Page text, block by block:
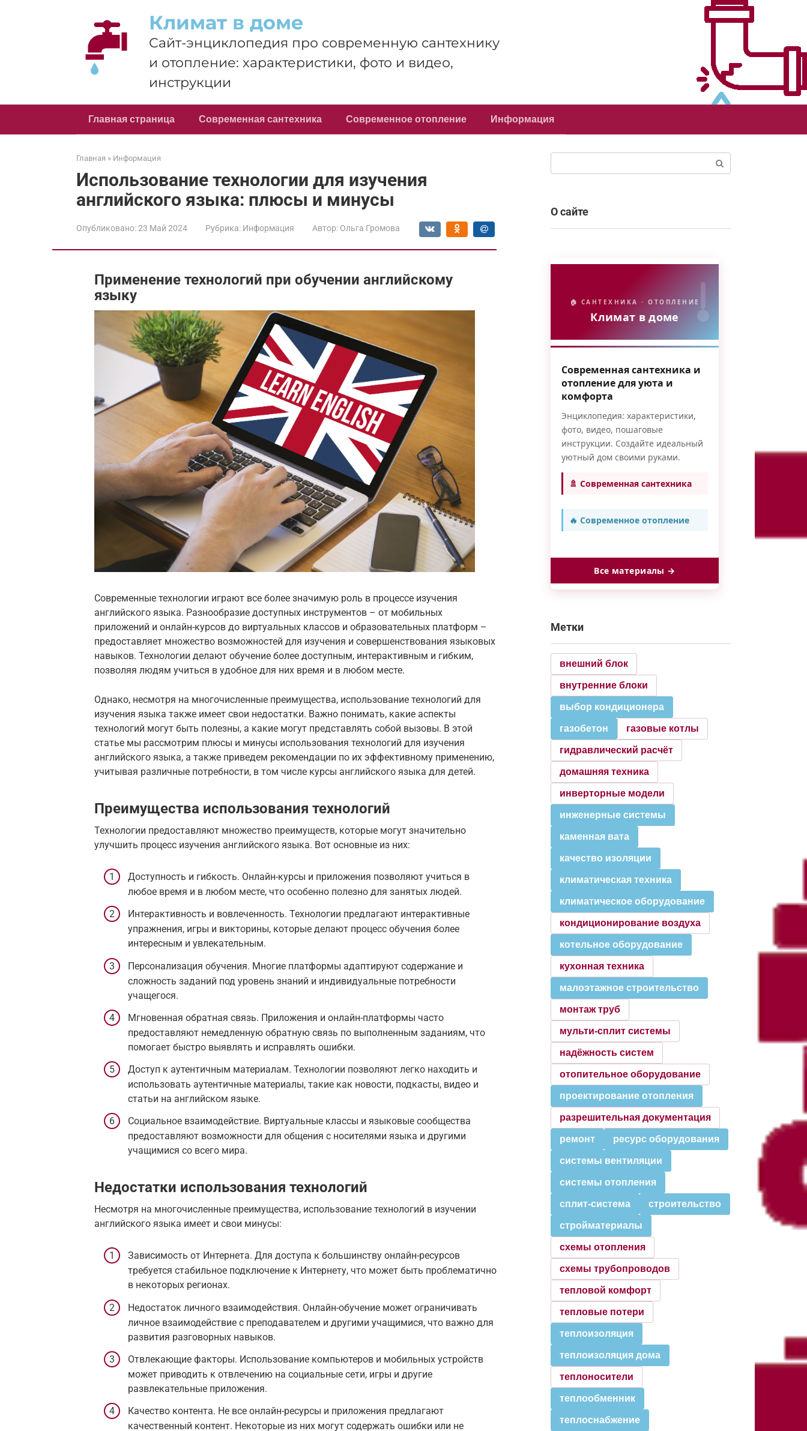
Климат в доме
Сайт-энциклопедия про современную сантехнику
и отопление: характеристики, фото и видео,
инструкции
Главная страница Современная сантехника Современное отопление Информация
Главная » Информация
Использование технологии для изучения
английского языка: плюсы и минусы
Опубликовано:23 Май 2024 Рубрика: Информация Автор: Ольга Громова
Применение технологий при обучении английскому
языку
Современные технологии играют все более значимую роль в процессе изучения
английского языка. Разнообразие доступных инструментов – от мобильных
приложений и онлайн-курсов до виртуальных классов и образовательных платформ –
предоставляет множество возможностей для изучения и совершенствования языковых
навыков. Технологии делают обучение более доступным, интерактивным и гибким,
позволяя людям учиться в удобное для них время и в любом месте.
Однако, несмотря на многочисленные преимущества, использование технологий для
изучения языка также имеет свои недостатки. Важно понимать, какие аспекты
технологий могут быть полезны, а какие могут представлять собой вызовы. В этой
статье мы рассмотрим плюсы и минусы использования технологий для изучения
английского языка, а также приведем рекомендации по их эффективному применению,
учитывая различные потребности, в том числе курсы английского языка для детей.
Преимущества использования технологий
Технологии предоставляют множество преимуществ, которые могут значительно
улучшить процесс изучения английского языка. Вот основные из них:
Доступность и гибкость. Онлайн-курсы и приложения позволяют учиться в
любое время и в любом месте, что особенно полезно для занятых людей.
Интерактивность и вовлеченность. Технологии предлагают интерактивные
упражнения, игры и викторины, которые делают процесс обучения более
интересным и увлекательным.
Персонализация обучения. Многие платформы адаптируют содержание и
сложность заданий под уровень знаний и индивидуальные потребности
учащегося.
Мгновенная обратная связь. Приложения и онлайн-платформы часто
предоставляют немедленную обратную связь по выполненным заданиям, что
помогает быстро выявлять и исправлять ошибки.
Доступ к аутентичным материалам. Технологии позволяют легко находить и
использовать аутентичные материалы, такие как новости, подкасты, видео и
статьи на английском языке.
Социальное взаимодействие. Виртуальные классы и языковые сообщества
предоставляют возможности для общения с носителями языка и другими
учащимися со всего мира.
Недостатки использования технологий
Несмотря на многочисленные преимущества, использование технологий в изучении
английского языка имеет и свои минусы:
Зависимость от Интернета. Для доступа к большинству онлайн-ресурсов
требуется стабильное подключение к Интернету, что может быть проблематично
в некоторых регионах.
Недостаток личного взаимодействия. Онлайн-обучение может ограничивать
личное взаимодействие с преподавателем и другими учащимися, что важно для
развития разговорных навыков.
Отвлекающие факторы. Использование компьютеров и мобильных устройств
может приводить к отвлечению на социальные сети, игры и другие
развлекательные приложения.
Качество контента. Не все онлайн-ресурсы и приложения предлагают
качественный контент. Некоторые из них могут содержать ошибки или не
О сайте
🏠 САНТЕХНИКА · ОТОПЛЕНИЕ
Климат в доме
Современная сантехника и
отопление для уюта и
комфорта
Энциклопедия: характеристики,
фото, видео, пошаговые
инструкции. Создайте идеальный
уютный дом своими руками.
🚿 Современная сантехника
🔥 Современное отопление
Все материалы →
Метки
внешний блок
внутренние блоки
выбор кондиционера
газобетон газовые котлы
гидравлический расчёт
домашняя техника
инверторные модели
инженерные системы
каменная вата
качество изоляции
климатическая техника
климатическое оборудование
кондиционирование воздуха
котельное оборудование
кухонная техника
малоэтажное строительство
монтаж труб
мульти-сплит системы
надёжность систем
отопительное оборудование
проектирование отопления
разрешительная документация
ремонт ресурс оборудования
системы вентиляции
системы отопления
сплит-система строительство
стройматериалы
схемы отопления
схемы трубопроводов
тепловой комфорт
тепловые потери
теплоизоляция
теплоизоляция дома
теплоносители
теплообменник
теплоснабжение